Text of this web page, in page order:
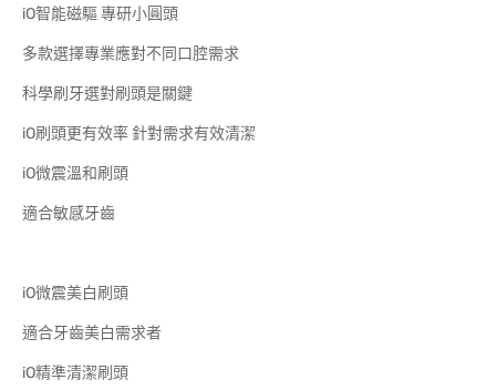
iO智能磁驅 專研小圓頭
多款選擇專業應對不同口腔需求
科學刷牙選對刷頭是關鍵
iO刷頭更有效率 針對需求有效清潔
iO微震溫和刷頭
適合敏感牙齒
iO微震美白刷頭
適合牙齒美白需求者
iO精準清潔刷頭